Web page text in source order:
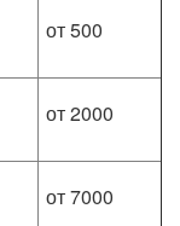
от 500
от 2000
от 7000